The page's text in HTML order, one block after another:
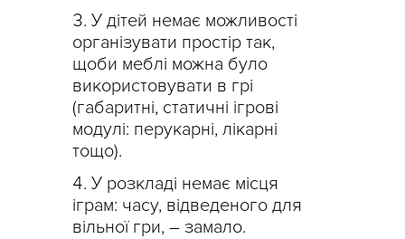
У дітей немає можливості
організувати простір так,
щоби меблі можна було
використовувати в грі
(габаритні, статичні ігрові
модулі: перукарні, лікарні
тощо).
У розкладі немає місця
іграм: часу, відведеного для
вільної гри, – замало.